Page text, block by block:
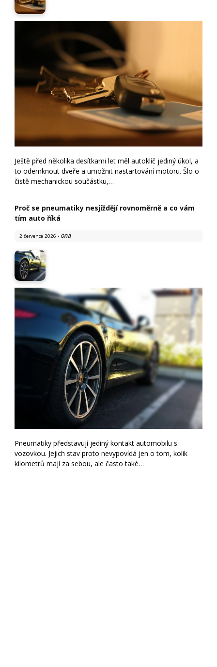
Ještě před několika desítkami let měl autoklíč jediný úkol, a
to odemknout dveře a umožnit nastartování motoru. Šlo o
čistě mechanickou součástku,…
Proč se pneumatiky nesjíždějí rovnoměrně a co vám
tím auto říká
2 července 2026 - ona
Pneumatiky představují jediný kontakt automobilu s
vozovkou. Jejich stav proto nevypovídá jen o tom, kolik
kilometrů mají za sebou, ale často také…